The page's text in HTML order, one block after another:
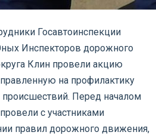
Госавтоинспекции
Инспекторов дорожного
Клин провели акцию
на профилактику
Перед началом
с участниками
правил дорожного движения,